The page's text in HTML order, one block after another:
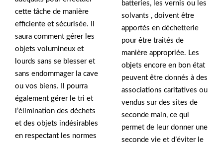
cette tâche de manière
efficiente et sécurisée. Il
saura comment gérer les
objets volumineux et
lourds sans se blesser et
sans endommager la cave
ou vos biens. Il pourra
également gérer le tri et
l’élimination des déchets
et des objets indésirables
en respectant les normes
batteries, les vernis ou les
solvants , doivent être
apportés en déchetterie
pour être traités de
manière appropriée. Les
objets encore en bon état
peuvent être donnés à des
associations caritatives ou
vendus sur des sites de
seconde main, ce qui
permet de leur donner une
seconde vie et d’éviter le